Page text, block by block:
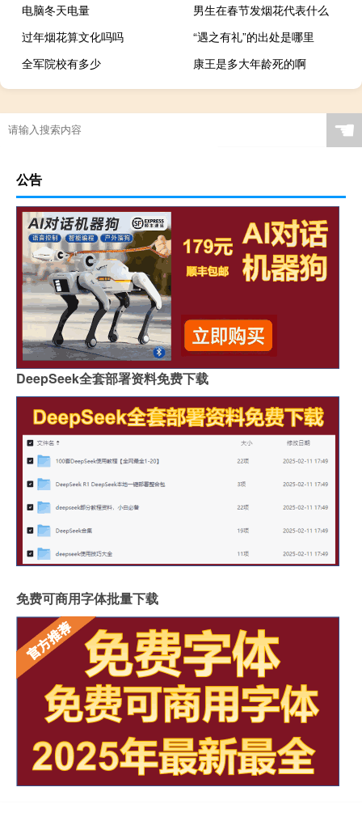
电脑冬天电量
男生在春节发烟花代表什么
过年烟花算文化吗吗
“遇之有礼”的出处是哪里
全军院校有多少
康王是多大年龄死的啊
☚
公告
DeepSeek全套部署资料免费下载
免费可商用字体批量下载